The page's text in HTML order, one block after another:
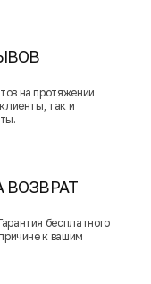
на протяжении
так и
ВОЗВРАТ
бесплатного
к вашим